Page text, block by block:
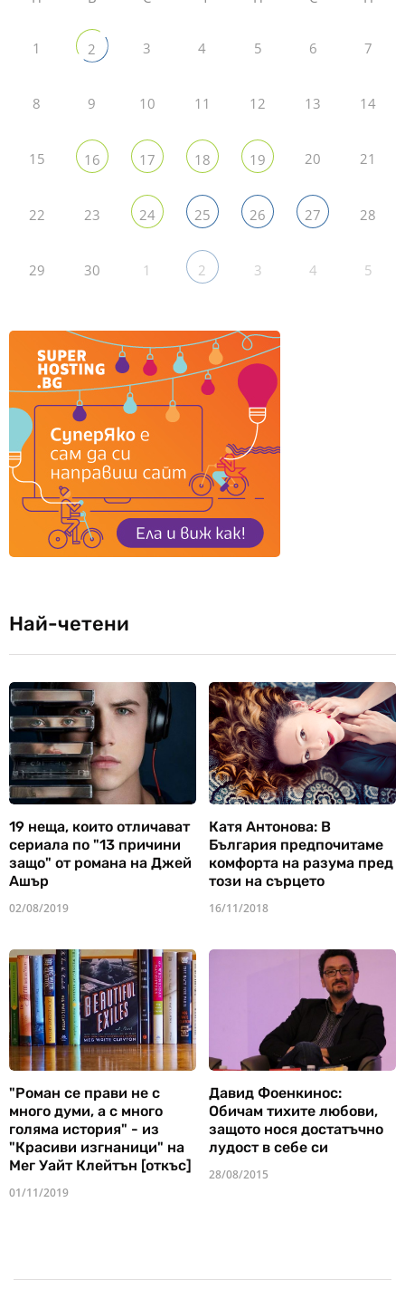
1 2 3 4 5 6 7
8 9 10 11 12 13 14
15 16 17 18 19 20 21
22 23 24 25 26 27 28
29 30 1 2 3 4 5
Най-четени
19 неща, които отличават
сериала по "13 причини
защо" от романа на Джей
Ашър
02/08/2019
Катя Антонова: В
България предпочитаме
комфорта на разума пред
този на сърцето
16/11/2018
"Роман се прави не с
много думи, а с много
голяма история" - из
"Красиви изгнаници" на
Мег Уайт Клейтън [откъс]
01/11/2019
Давид Фоенкинос:
Обичам тихите любови,
защото нося достатъчно
лудост в себе си
28/08/2015